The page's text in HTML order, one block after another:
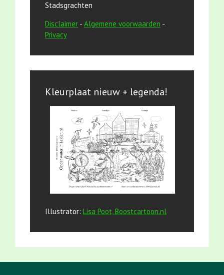
Stadsgrachten
Disclaimer - Algemene voorwaarden -
Privacy
Kleurplaat nieuw + legenda!
Illustrator: Lisa Poot, Boostcartoon.nl